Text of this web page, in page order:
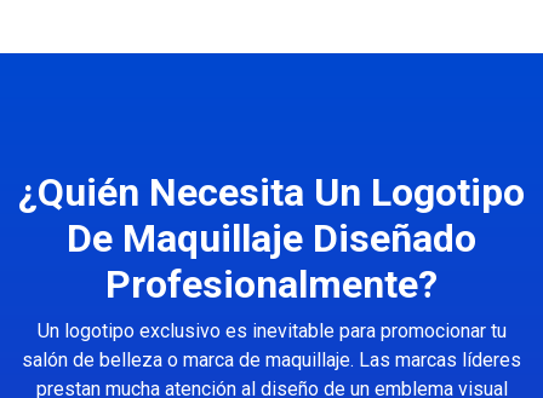
¿Quién Necesita Un Logotipo
De Maquillaje Diseñado
Profesionalmente?
Un logotipo exclusivo es inevitable para promocionar tu
salón de belleza o marca de maquillaje. Las marcas líderes
prestan mucha atención al diseño de un emblema visual